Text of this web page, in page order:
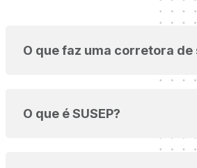
O que faz uma corretora de
O que é SUSEP?